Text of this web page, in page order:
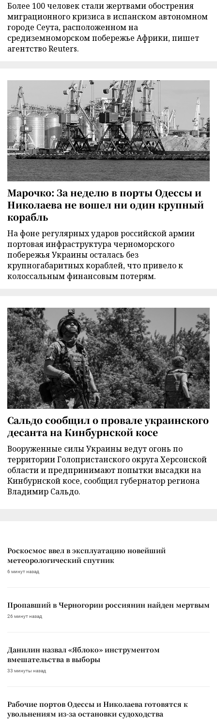
Более 100 человек стали жертвами обострения
миграционного кризиса в испанском автономном
городе Сеута, расположенном на
средиземноморском побережье Африки, пишет
агентство Reuters.
Марочко: За неделю в порты Одессы и
Николаева не вошел ни один крупный
корабль
На фоне регулярных ударов российской армии
портовая инфраструктура черноморского
побережья Украины осталась без
крупногабаритных кораблей, что привело к
колоссальным финансовым потерям.
Сальдо сообщил о провале украинского
десанта на Кинбурнской косе
Вооруженные силы Украины ведут огонь по
территории Голопристанского округа Херсонской
области и предпринимают попытки высадки на
Кинбурнской косе, сообщил губернатор региона
Владимир Сальдо.
Роскосмос ввел в эксплуатацию новейший
метеорологический спутник
6 минут назад
Пропавший в Черногории россиянин найден мертвым
26 минут назад
Данилин назвал «Яблоко» инструментом
вмешательства в выборы
33 минуты назад
Рабочие портов Одессы и Николаева готовятся к
увольнениям из-за остановки судоходства